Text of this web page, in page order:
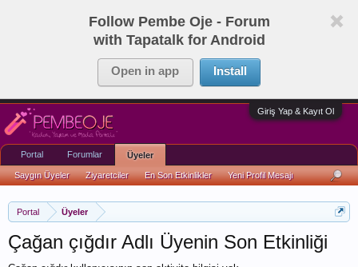
Follow Pembe Oje - Forum
with Tapatalk for Android
Open in app Install
Giriş Yap & Kayıt Ol
Portal Üyeler
Çağan çığdır Adlı Üyenin Son Etkinliği
Portal Forumlar Üyeler
Saygın Üyeler Ziyaretciler En Son Etkinlikler Yeni Profil Mesajı